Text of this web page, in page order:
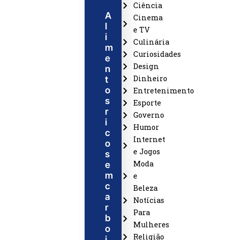
A
l
i
m
e
n
t
o
s
r
i
c
o
s
e
m
c
a
r
b
o
Ciência
Cinema
e TV
Culinária
Curiosidades
Design
Dinheiro
Entretenimento
Esporte
Governo
Humor
Internet
e Jogos
Moda
e
Beleza
Notícias
Para
Mulheres
Religião